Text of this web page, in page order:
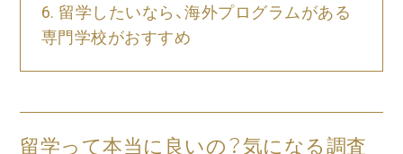
留学したいなら、海外プログラムがある
専門学校がおすすめ
留学って本当に良いの？気になる調査